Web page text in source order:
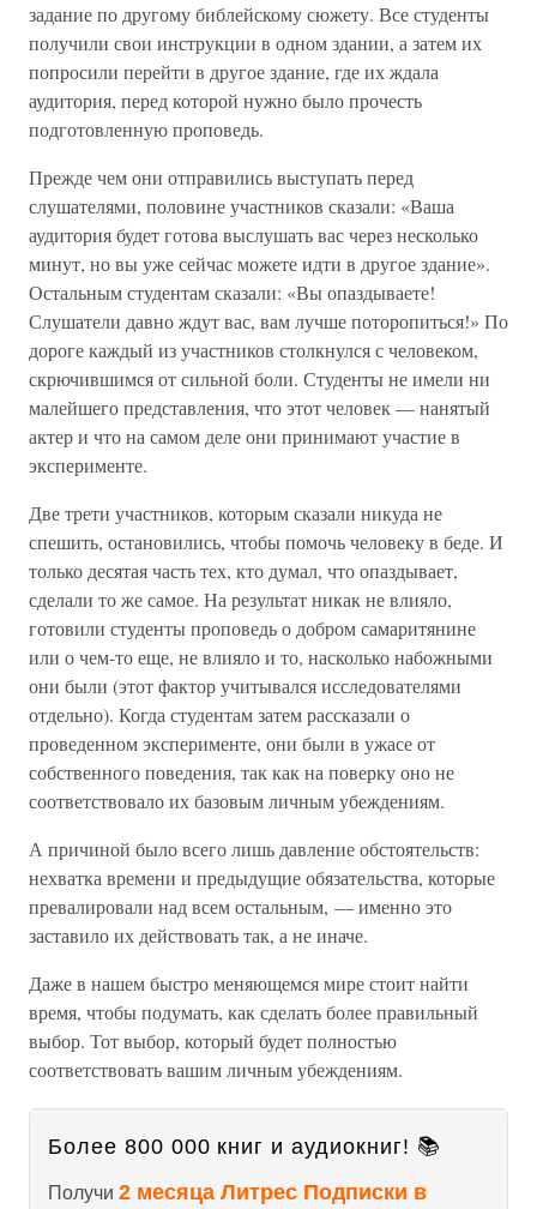
задание по другому библейскому сюжету. Все студенты
получили свои инструкции в одном здании, а затем их
попросили перейти в другое здание, где их ждала
аудитория, перед которой нужно было прочесть
подготовленную проповедь.
Прежде чем они отправились выступать перед
слушателями, половине участников сказали: «Ваша
аудитория будет готова выслушать вас через несколько
минут, но вы уже сейчас можете идти в другое здание».
Остальным студентам сказали: «Вы опаздываете!
Слушатели давно ждут вас, вам лучше поторопиться!» По
дороге каждый из участников столкнулся с человеком,
скрючившимся от сильной боли. Студенты не имели ни
малейшего представления, что этот человек — нанятый
актер и что на самом деле они принимают участие в
эксперименте.
Две трети участников, которым сказали никуда не
спешить, остановились, чтобы помочь человеку в беде. И
только десятая часть тех, кто думал, что опаздывает,
сделали то же самое. На результат никак не влияло,
готовили студенты проповедь о добром самаритянине
или о чем-то еще, не влияло и то, насколько набожными
они были (этот фактор учитывался исследователями
отдельно). Когда студентам затем рассказали о
проведенном эксперименте, они были в ужасе от
собственного поведения, так как на поверку оно не
соответствовало их базовым личным убеждениям.
А причиной было всего лишь давление обстоятельств:
нехватка времени и предыдущие обязательства, которые
превалировали над всем остальным, — именно это
заставило их действовать так, а не иначе.
Даже в нашем быстро меняющемся мире стоит найти
время, чтобы подумать, как сделать более правильный
выбор. Тот выбор, который будет полностью
соответствовать вашим личным убеждениям.
Более 800 000 книг и аудиокниг! 📚
Получи 2 месяца Литрес Подписки в